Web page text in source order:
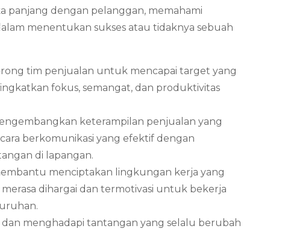
panjang dengan pelanggan, memahami
menentukan sukses atau tidaknya sebuah
tim penjualan untuk mencapai target yang
fokus, semangat, dan produktivitas
keterampilan penjualan yang
berkomunikasi yang efektif dengan
di lapangan.
menciptakan lingkungan kerja yang
dihargai dan termotivasi untuk bekerja
menghadapi tantangan yang selalu berubah